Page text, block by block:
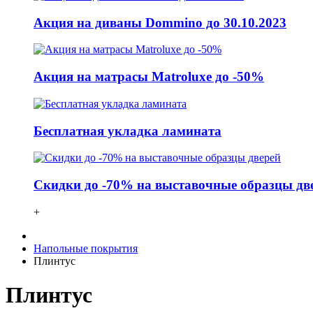
Акция на диваны Dommino до 30.10.2023
Акция на матрасы Matroluxe до -50%
Бесплатная укладка ламината
Скидки до -70% на выставочные образцы
+
Напольные покрытия
Плинтус
Плинтус